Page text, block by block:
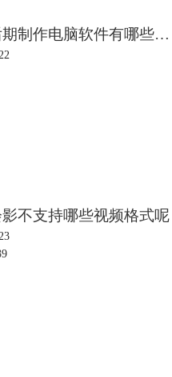
视频后期制作电脑软件有哪些 视频后期制作电脑配置要求
不支持哪些视频格式呢